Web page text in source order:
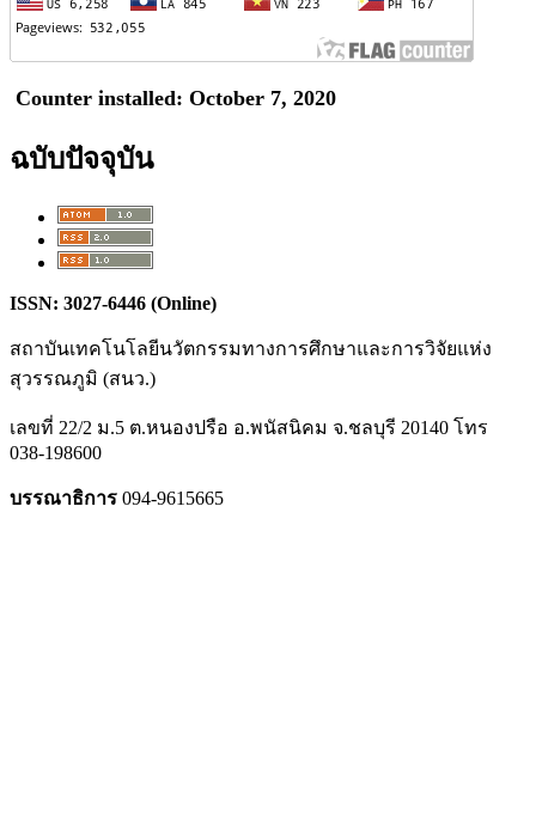
Counter installed: October 7, 2020
ฉบับปัจจุบัน
ISSN: 3027-6446 (Online)
สถาบันเทคโนโลยีนวัตกรรมทางการศึกษาและการวิจัยแห่ง
สุวรรณภูมิ (สนว.)
เลขที่ 22/2 ม.5 ต.หนองปรือ อ.พนัสนิคม จ.ชลบุรี 20140 โทร
038-198600
บรรณาธิการ 094-9615665